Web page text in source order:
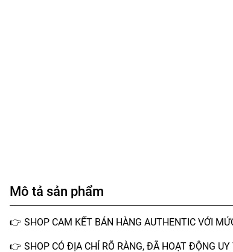
Mô tả sản phẩm
👉 SHOP CAM KẾT BÁN HÀNG AUTHENTIC VỚI
👉 SHOP CÓ ĐỊA CHỈ RÕ RÀNG, ĐÃ HOẠT ĐỘNG